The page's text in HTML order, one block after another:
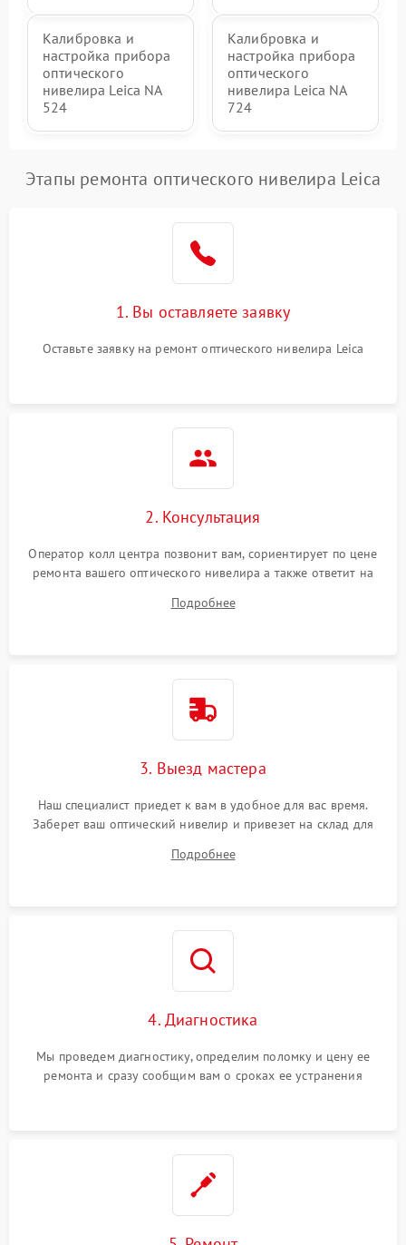
Калибровка и
настройка прибора
оптического
нивелира Leica NA
524
Калибровка и
настройка прибора
оптического
нивелира Leica NA
724
Этапы ремонта оптического нивелира Leica
1. Вы оставляете заявку
Оставьте заявку на ремонт оптического нивелира Leica
2. Консультация
Оператор колл центра позвонит вам, сориентирует по цене
ремонта вашего оптического нивелира а также ответит на
Подробнее
3. Выезд мастера
Наш специалист приедет к вам в удобное для вас время.
Заберет ваш оптический нивелир и привезет на склад для
Подробнее
4. Диагностика
Мы проведем диагностику, определим поломку и цену ее
ремонта и сразу сообщим вам о сроках ее устранения